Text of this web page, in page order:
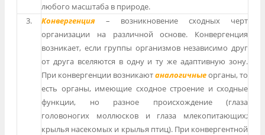
любого масштаба в природе.
3.
Конвергенция – возникновение сходных черт
организации на различной основе. Конвергенция
возникает, если группы организмов независимо друг
от друга вселяются в одну и ту же адаптивную зону.
При конвергенции возникаютаналогичныеорганы, то
есть органы, имеющие сходное строение и сходные
функции, но разное происхождение (глаза
головоногих моллюсков и глаза млекопитающих;
крылья насекомых и крылья птиц). При конвергентной